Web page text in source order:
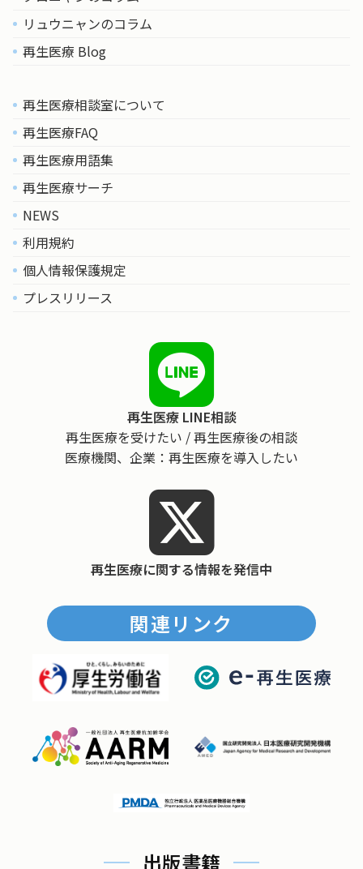
リュウニャンのコラム
再生医療 Blog
再生医療相談室について
再生医療FAQ
再生医療用語集
再生医療サーチ
NEWS
利用規約
個人情報保護規定
プレスリリース
再生医療 LINE相談
再生医療を受けたい / 再生医療後の相談
医療機関、企業：再生医療を導入したい
再生医療に関する情報を発信中
関連リンク
出版書籍